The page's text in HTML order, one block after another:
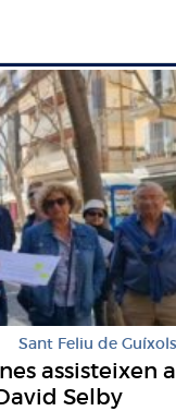
Sant Feliu de Guíxols
assisteixen a
Selby